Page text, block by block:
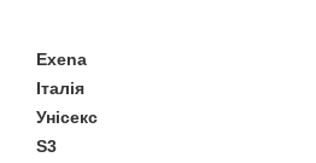
Exena
Італія
Унісекс
S3